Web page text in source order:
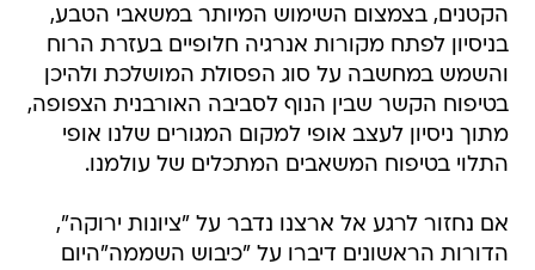
הקטנים, בצמצום השימוש המיותר במשאבי הטבע,
בניסיון לפתח מקורות אנרגיה חלופיים בעזרת הרוח
והשמש במחשבה על סוג הפסולת המושלכת ולהיכן
בטיפוח הקשר שבין הנוף לסביבה האורבנית הצפופה,
מתוך ניסיון לעצב אופי למקום המגורים שלנו אופי
התלוי בטיפוח המשאבים המתכלים של עולמנו.
אם נחזור לרגע אל ארצנו נדבר על "ציונות ירוקה",
הדורות הראשונים דיברו על "כיבוש השממה"היום